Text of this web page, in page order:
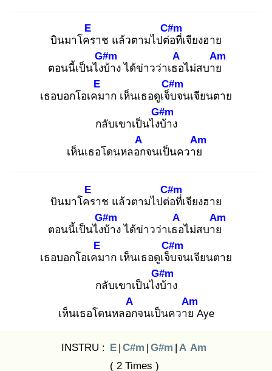
บินมาโคร
E
าช แล้วตามไปต่อ
C#m
ที่เจียงฮาย
ตอนนี้เป็นไงบ้
G#m
าง ได้ข่าวว่าเธอ
A
ไม่สบาย
Am
เธอบอกโอเคม
E
าก เห็นเธอดูเจ็บ
C#m
จนเจียนตาย
กลับเขาเป็นไงบ้
G#m
าง
เห็นเธอโดนหลอก
A
จนเป็นควาย
Am
บินมาโคร
E
าช แล้วตามไปต่อ
C#m
ที่เจียงฮาย
ตอนนี้เป็นไงบ้
G#m
าง ได้ข่าวว่าเธอ
A
ไม่สบาย
Am
เธอบอกโอเคม
E
าก เห็นเธอดูเจ็บ
C#m
จนเจียนตาย
กลับเขาเป็นไงบ้
G#m
าง
เห็นเธอโดนหลอก
A
จนเป็นควาย
Am
Aye
INSTRU : E | C#m | G#m | A Am
( 2 Times )